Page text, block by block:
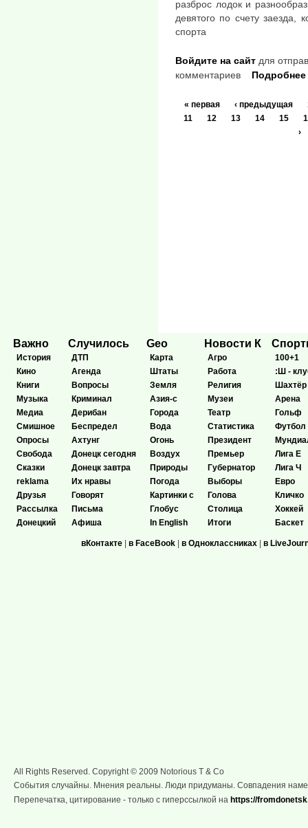
разброс лодок и
девятого по счету заезда,
спорта
Войдите на сайт для
комментариев
Подробнее
« первая ‹ предыдущая
11
12 13 14 15
›
Важно
История
Кино
Книги
Музыка
Медиа
Смишное
Опросы
Свобода
Сказки
reklama
Друзья
Рассылка
Донецкий
Случилось
ДТП
Агенда
Вопросы
Криминал
Дерибан
Беспредел
Ахтунг
Донецк сегодня
Донецк завтра
Их нравы
Говорят
Письма
Афиша
Geo
Карта
Штаты
Земля
Азия-с
Города
Вода
Огонь
Воздух
Природы
Погода
Картинки с
Глобус
In English
Новости К
Агро
Работа
Религия
Музеи
Театр
Статистика
Президент
Премьер
Губернатор
Выборы
Голова
Столица
Итоги
100+1
:Ш -
Шахтёр
Арена
Гольф
Футбол
Лига Е
Лига Ч
Евро
Кличко
Хоккей
Баскет
вКонтакте в FaceBook в Одноклассниках в
All Rights Reserved. Copyright © 2009 Notorious T & Co
События случайны. Мнения реальны. Люди придуманы. Совпадения
Перепечатка, цитирование - только с гиперссылкой на https://